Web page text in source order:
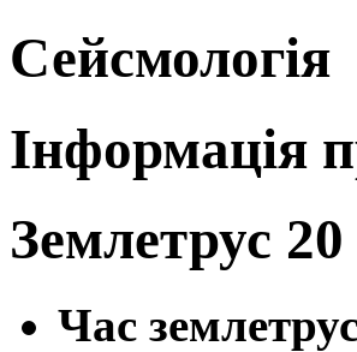
Сейсмологія
Інформація
Землетрус 20
Час